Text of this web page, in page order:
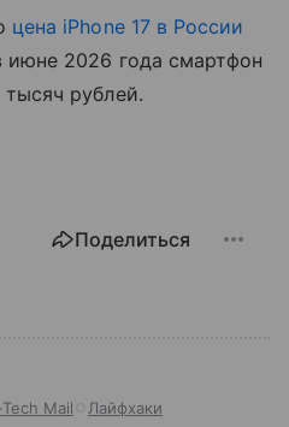
цена iPhone 17 в России
2026 года смартфон
рублей.
Поделиться
Mail Лайфхаки